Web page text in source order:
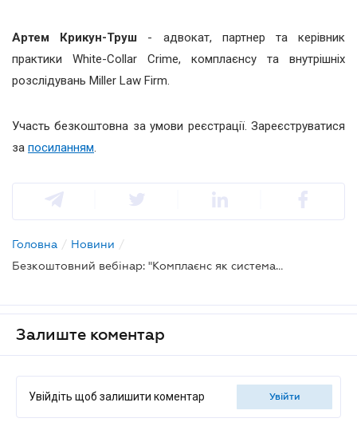
Артем Крикун-Труш - адвокат, партнер та керівник
практики White-Collar Crime, комплаєнсу та внутрішніх
розслідувань Miller Law Firm.
Участь безкоштовна за умови реєстрації. Зареєструватися
за посиланням.
Головна / Новини /
Безкоштовний вебінар: "Комплаєнс як система: як перевірити ефективність на практиці"
Залиште коментар
Увійдіть щоб залишити коментар увійти